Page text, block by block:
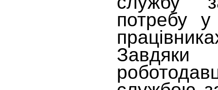
потребу у
Завдяки